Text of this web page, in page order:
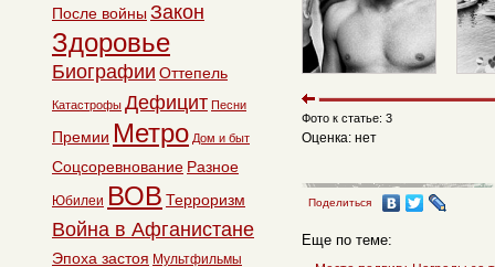
Фото к статье: 3
Оценка: нет
Поделиться
Еще по теме:
После войны Закон
Здоровье
Биографии Оттепель
Катастрофы Дефицит Песни
Премии Метро Дом и быт
Соцсоревнование Разное
Юбилеи ВОВ Терроризм
Война в Афганистане
Эпоха застоя Мультфильмы